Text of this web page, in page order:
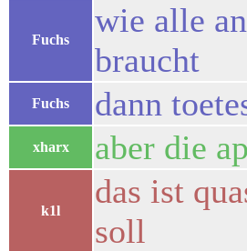
Fuchs
wie alle
braucht
Fuchs dann
xharx aber die
k1l
das ist
soll